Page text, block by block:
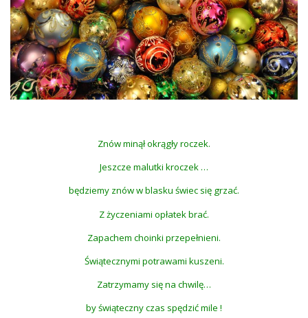
Znów minął okrągły roczek.
Jeszcze malutki kroczek …
będziemy znów w blasku świec się grzać.
Z życzeniami opłatek brać.
Zapachem choinki przepełnieni.
Świątecznymi potrawami kuszeni.
Zatrzymamy się na chwilę…
by świąteczny czas spędzić mile !